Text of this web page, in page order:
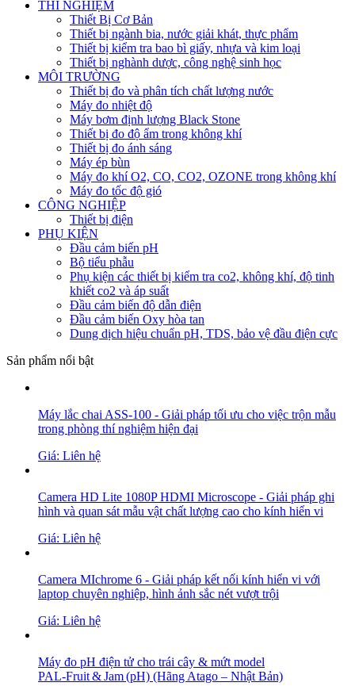
THÍ NGHIỆM
Thiết Bị Cơ Bản
Thiết bị ngành bia, nước giải khát, thực phẩm
Thiết bị kiểm tra bao bì giấy, nhựa và kim loại
Thiết bị nghành dược, công nghệ sinh học
MÔI TRƯỜNG
Thiết bị đo và phân tích chất lượng nước
Máy đo nhiệt độ
Máy bơm định lượng Black Stone
Thiết bị đo độ ẩm trong không khí
Thiết bị đo ánh sáng
Máy ép bùn
Máy đo khí O2, CO, CO2, OZONE trong không khí
Máy đo tốc độ gió
CÔNG NGHIỆP
Thiết bị điện
PHỤ KIỆN
Đầu cảm biến pH
Bộ tiểu phẫu
Phụ kiện các thiết bị kiểm tra co2, không khí, độ tinh
khiết co2 và áp suất
Đầu cảm biến độ dẫn điện
Đầu cảm biến Oxy hòa tan
Dung dịch hiệu chuẩn pH, TDS, bảo vệ đầu điện cực
Sản phẩm nổi bật
Máy lắc chai ASS-100 - Giải pháp tối ưu cho việc trộn mẫu
trong phòng thí nghiệm hiện đại
Giá: Liên hệ
Camera HD Lite 1080P HDMI Microscope - Giải pháp ghi
hình và quan sát mẫu vật chất lượng cao cho kính hiển vi
Giá: Liên hệ
Camera MIchrome 6 - Giải pháp kết nối kính hiển vi với
laptop chuyên nghiệp, hình ảnh sắc nét vượt trội
Giá: Liên hệ
Máy đo pH điện tử cho trái cây & mứt model
PAL‑Fruit & Jam (pH) (Hãng Atago – Nhật Bản)